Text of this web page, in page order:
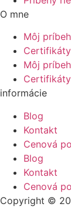
O mne
Môj príbeh
Certifikáty
Môj príbeh
Certifikáty
informácie
Blog
Kontakt
Cenová
Blog
Kontakt
Cenová
Copyright ©